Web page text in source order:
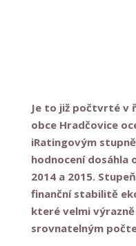
Je to již počtvrté v
obce Hradčovice
iRatingovým
hodnocení dosáhla
2014 a 2015.
finanční stabilitě
které velmi
srovnatelným